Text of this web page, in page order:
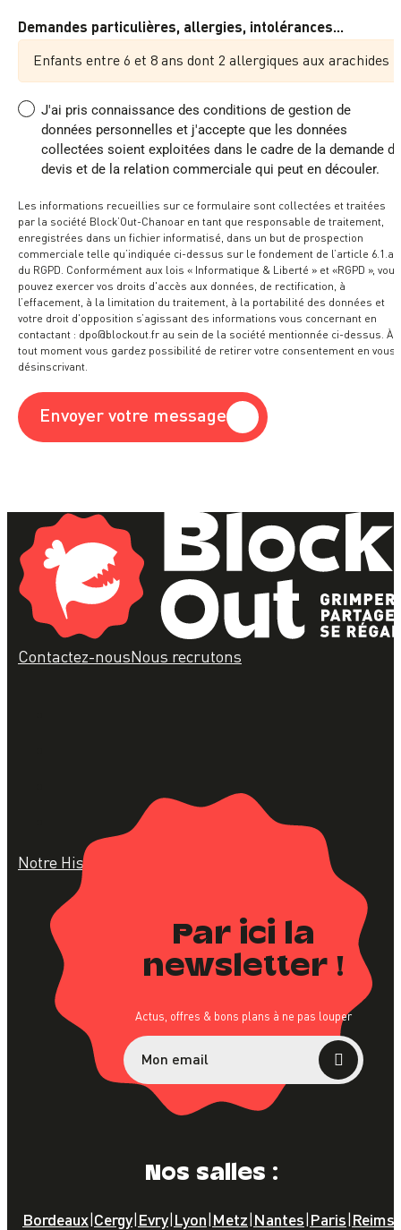
Demandes particulières, allergies, intolérances...
J'ai pris connaissance des conditions de gestion de
données personnelles et j'accepte que les données
collectées soient exploitées dans le cadre de la demande de
devis et de la relation commerciale qui peut en découler.
Les informations recueillies sur ce formulaire sont collectées et traitées
par la société Block’Out-Chanoar en tant que responsable de traitement,
enregistrées dans un fichier informatisé, dans un but de prospection
commerciale telle qu’indiquée ci-dessus sur le fondement de l’article 6.1.a)
du RGPD. Conformément aux lois « Informatique & Liberté » et «RGPD », vous
pouvez exercer vos droits d'accès aux données, de rectification, à
l’effacement, à la limitation du traitement, à la portabilité des données et
votre droit d'opposition s’agissant des informations vous concernant en
contactant : dpo@blockout.fr au sein de la société mentionnée ci-dessus. À
tout moment vous gardez possibilité de retirer votre consentement en vous
désinscrivant.
Envoyer votre message
Contactez-nousNous recrutons
Notre Histoire
Par ici la
newsletter !
Actus, offres & bons plans à ne pas louper
Nos salles :
Bordeaux|Cergy|Evry|Lyon|Metz|Nantes|Paris|Reims